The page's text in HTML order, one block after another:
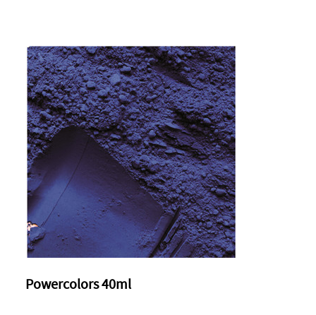
Powercolors 40ml